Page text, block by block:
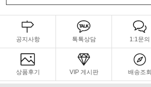
공지사항 톡톡상담 1:1문의
상품후기 VIP 게시판 배송조회